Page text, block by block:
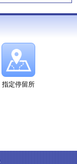
指定停留所